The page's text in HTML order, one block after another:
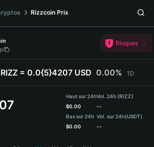
Rizzcoin Prix
Risques
= 0.0{5}4207 USD 0.00% 1D
Haut sur 24h
$0.00
Bas sur 24h
$0.00
Vol. 24h (RIZZ)
--
Vol. sur 24h(USDT)
--